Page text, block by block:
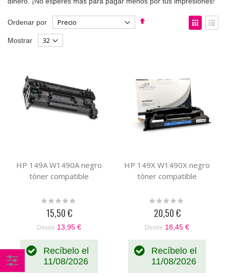
Ordenar por
Fijar
Ver
como
Mostrar
HP 149A W1490A negro
tóner compatible
Rating:
15,50 €
Desde 13,95 €
Recíbelo el
11/08/2026
HP 149X W1490X negro
tóner compatible
Rating:
20,50 €
Desde 18,45 €
Recíbelo el
11/08/2026
Comprar